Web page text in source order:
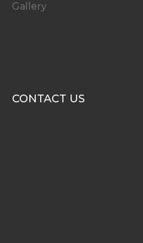
Gallery
CONTACT US